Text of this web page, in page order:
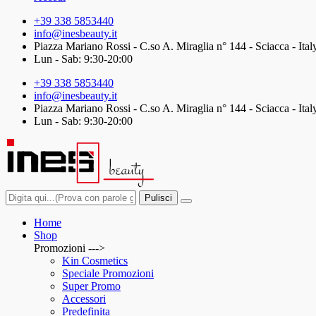
+39 338 5853440
info@inesbeauty.it
Piazza Mariano Rossi - C.so A. Miraglia n° 144 - Sciacca -
Lun - Sab: 9:30-20:00
+39 338 5853440
info@inesbeauty.it
Piazza Mariano Rossi - C.so A. Miraglia n° 144 - Sciacca -
Lun - Sab: 9:30-20:00
Pulisci
Home
Shop
Promozioni --->
Kin Cosmetics
Speciale Promozioni
Super Promo
Accessori
Predefinita